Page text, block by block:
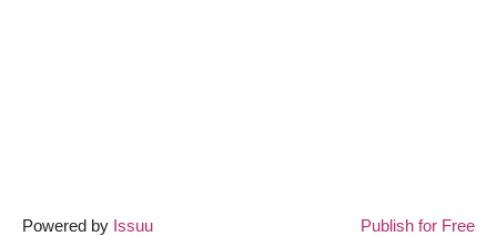
Powered by Issuu Publish for Free